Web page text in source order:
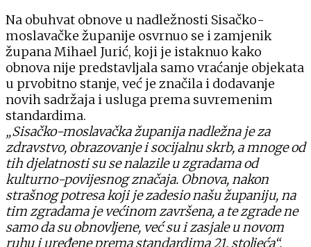
Na obuhvat obnove u nadležnosti Sisačko-
moslavačke županije osvrnuo se i zamjenik
župana Mihael Jurić, koji je istaknuo kako
obnova nije predstavljala samo vraćanje objekata
u prvobitno stanje, već je značila i dodavanje
novih sadržaja i usluga prema suvremenim
standardima.
„Sisačko-moslavačka županija nadležna je za
zdravstvo, obrazovanje i socijalnu skrb, a mnoge od
tih djelatnosti su se nalazile u zgradama od
kulturno-povijesnog značaja. Obnova, nakon
strašnog potresa koji je zadesio našu županiju, na
tim zgradama je većinom završena, a te zgrade ne
samo da su obnovljene, već su i zasjale u novom
ruhu i uređene prema standardima 21. stoljeća“,